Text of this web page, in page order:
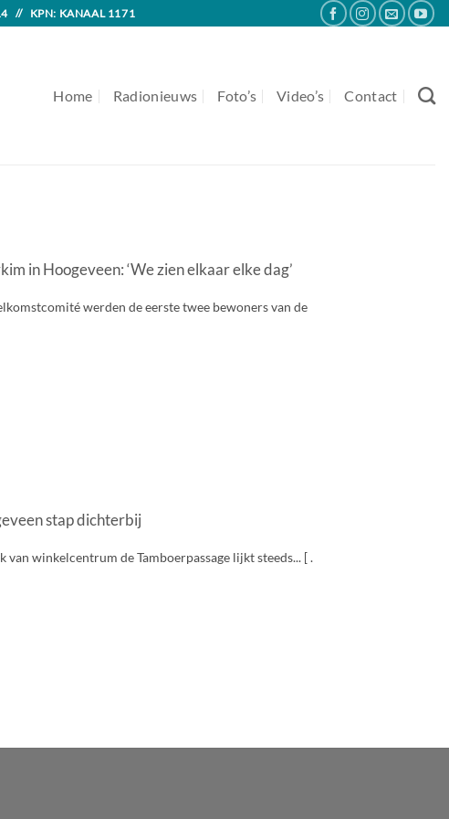
// KPN: KANAAL 1171
Home Radionieuws Foto’s Video’s Contact
in Hoogeveen: ‘We zien elkaar elke dag’
werden de eerste twee bewoners van de
stap dichterbij
winkelcentrum de Tamboerpassage lijkt steeds... [ .